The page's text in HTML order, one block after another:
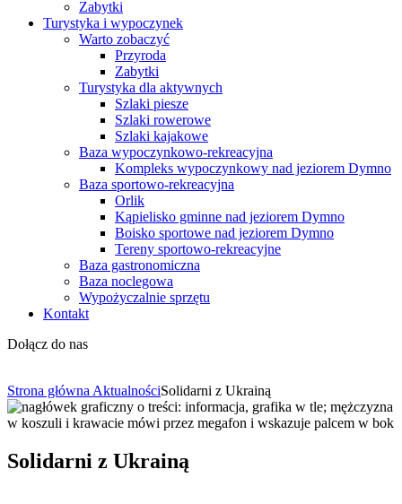
Zabytki
Turystyka i wypoczynek
Warto zobaczyć
Przyroda
Zabytki
Turystyka dla aktywnych
Szlaki piesze
Szlaki rowerowe
Szlaki kajakowe
Baza wypoczynkowo-rekreacyjna
Kompleks wypoczynkowy nad jeziorem Dymno
Baza sportowo-rekreacyjna
Orlik
Kąpielisko gminne nad jeziorem Dymno
Boisko sportowe nad jeziorem Dymno
Tereny sportowo-rekreacyjne
Baza gastronomiczna
Baza noclegowa
Wypożyczalnie sprzętu
Kontakt
Dołącz do nas
Strona główna AktualnościSolidarni z Ukrainą
Solidarni z Ukrainą